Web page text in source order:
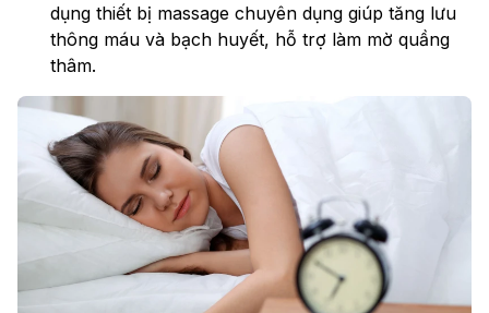
dụng thiết bị massage chuyên dụng giúp tăng lưu
thông máu và bạch huyết, hỗ trợ làm mờ quầng
thâm.